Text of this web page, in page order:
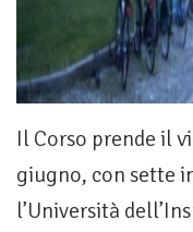
Il Corso prende il
giugno, con sette
l’Università